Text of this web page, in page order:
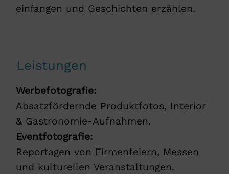
einfangen und Geschichten erzählen.
Leistungen
Werbefotografie:
Absatzfördernde Produktfotos, Interior
& Gastronomie-Aufnahmen.
Eventfotografie:
Reportagen von Firmenfeiern, Messen
und kulturellen Veranstaltungen.